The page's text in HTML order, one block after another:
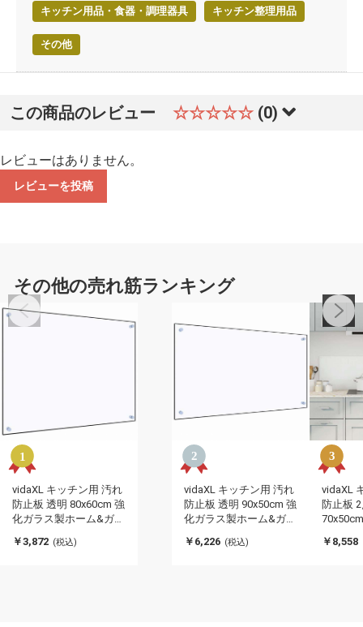
キッチン用品・食器・調理器具 キッチン整理用品
その他
この商品のレビュー ☆☆☆☆☆ (0)
レビューはありません。
レビューを投稿
その他の売れ筋ランキング
vidaXL キッチン用 汚れ
防止板 透明 80x60cm 強
化ガラス製ホーム&ガー
ング キッチンツール&
￥3,872 (税込)
vidaXL キッチン用 汚れ
防止板 透明 90x50cm 強
化ガラス製ホーム&ガー
ング キッチンツール&
￥6,226 (税込)
vidaXL
防止板
チン&
￥8,558